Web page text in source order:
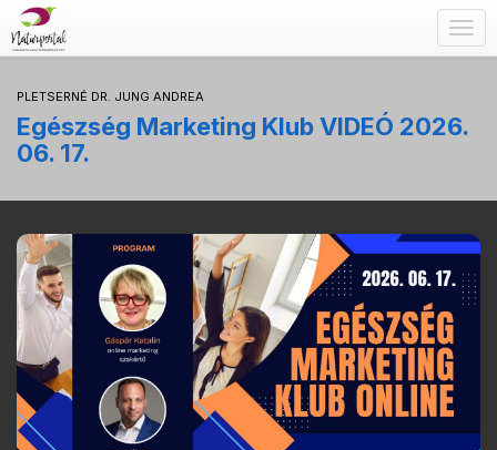
PLETSERNÉ DR. JUNG ANDREA
Egészség Marketing Klub VIDEÓ 2026.
06. 17.